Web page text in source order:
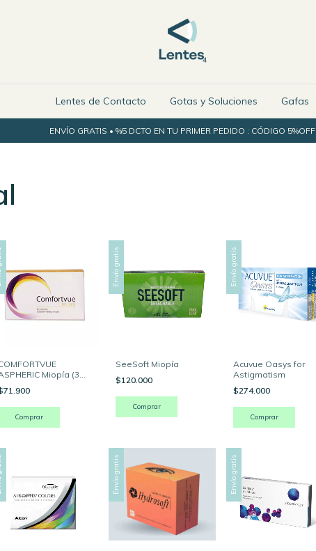
Lentes de Contacto Gotas y Soluciones Gafas
ENVÍO GRATIS • %5 DCTO EN TU PRIMER PEDIDO : CÓDIGO 5%OFF
Miopía (3
Unidades )
Comprar
Envío gratis
SeeSoft Miopía
$120.000
Comprar
Envío gratis
Acuvue Oasys for
Astigmatism
$274.000
Envío gratis Envío gratis